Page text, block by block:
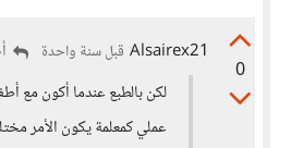
0
Alsairex21 قبل سنة واحدة
لكن بالطبع عندما أكون مع
عملي كمعلمة يكون الأمر